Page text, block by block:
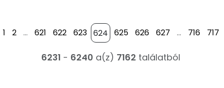
1 2 ... 621 622 623 625 626 627 ... 716 717
6231 - 6240 a(z) 7162 találatból